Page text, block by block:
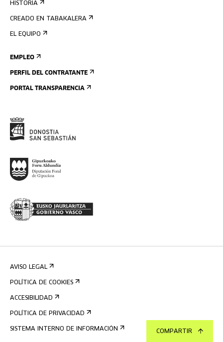
COMPARTIR
HISTORIA
CREADO EN TABAKALERA
EL EQUIPO
EMPLEO
PERFIL DEL CONTRATANTE
PORTAL TRANSPARENCIA
AVISO LEGAL
POLÍTICA DE COOKIES
ACCESIBILIDAD
POLÍTICA DE PRIVACIDAD
SISTEMA INTERNO DE INFORMACIÓN